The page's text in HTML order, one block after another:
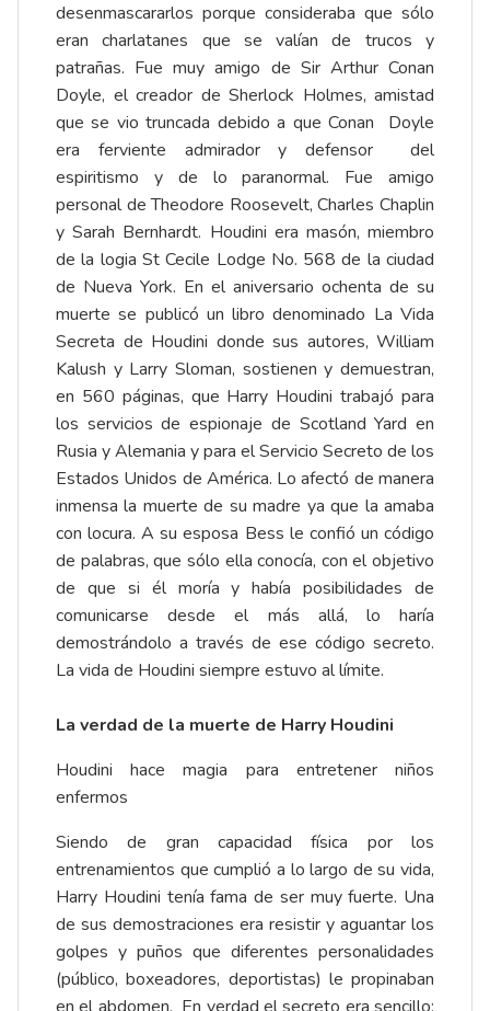
desenmascararlos porque consideraba que sólo
eran charlatanes que se valían de trucos y
patrañas. Fue muy amigo de Sir Arthur Conan
Doyle, el creador de Sherlock Holmes, amistad
que se vio truncada debido a que Conan Doyle
era ferviente admirador y defensor del
espiritismo y de lo paranormal. Fue amigo
personal de Theodore Roosevelt, Charles Chaplin
y Sarah Bernhardt. Houdini era masón, miembro
de la logia St Cecile Lodge No. 568 de la ciudad
de Nueva York. En el aniversario ochenta de su
muerte se publicó un libro denominado La Vida
Secreta de Houdini donde sus autores, William
Kalush y Larry Sloman, sostienen y demuestran,
en 560 páginas, que Harry Houdini trabajó para
los servicios de espionaje de Scotland Yard en
Rusia y Alemania y para el Servicio Secreto de los
Estados Unidos de América. Lo afectó de manera
inmensa la muerte de su madre ya que la amaba
con locura. A su esposa Bess le confió un código
de palabras, que sólo ella conocía, con el objetivo
de que si él moría y había posibilidades de
comunicarse desde el más allá, lo haría
demostrándolo a través de ese código secreto.
La vida de Houdini siempre estuvo al límite.
La verdad de la muerte de Harry Houdini
Houdini hace magia para entretener niños
enfermos
Siendo de gran capacidad física por los
entrenamientos que cumplió a lo largo de su vida,
Harry Houdini tenía fama de ser muy fuerte. Una
de sus demostraciones era resistir y aguantar los
golpes y puños que diferentes personalidades
(público, boxeadores, deportistas) le propinaban